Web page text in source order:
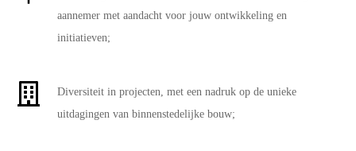
aannemer met aandacht voor jouw ontwikkeling en
initiatieven;
Diversiteit in projecten, met een nadruk op de unieke
uitdagingen van binnenstedelijke bouw;